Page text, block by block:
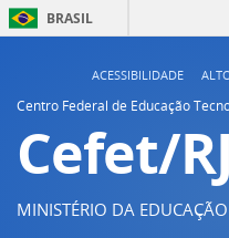
BRASIL
ACESSIBILIDADE
Centro Federal de Educação
Cefet/RJ
MINISTÉRIO DA EDUCAÇÃO